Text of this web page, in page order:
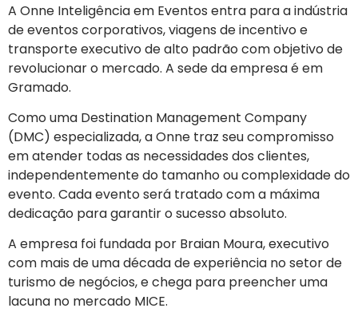
A Onne Inteligência em Eventos entra para a indústria
de eventos corporativos, viagens de incentivo e
transporte executivo de alto padrão com objetivo de
revolucionar o mercado. A sede da empresa é em
Gramado.
Como uma Destination Management Company
(DMC) especializada, a Onne traz seu compromisso
em atender todas as necessidades dos clientes,
independentemente do tamanho ou complexidade do
evento. Cada evento será tratado com a máxima
dedicação para garantir o sucesso absoluto.
A empresa foi fundada por Braian Moura, executivo
com mais de uma década de experiência no setor de
turismo de negócios, e chega para preencher uma
lacuna no mercado MICE.